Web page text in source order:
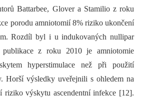
Battarbee, Glover a Stamilio z roku
porodu amniotomií 8% riziko ukončení
Rozdíl byl i u indukovaných nullipar
z roku 2010 je amniotomie
hyperstimulace než při použití
Horší výsledky uveřejnili s ohledem na
riziko výskytu ascendentní infekce [12].